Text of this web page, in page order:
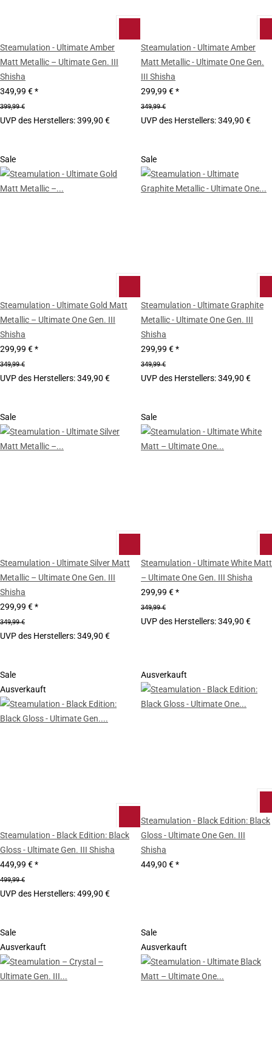
Steamulation - Ultimate Amber
Matt Metallic – Ultimate Gen. III
Shisha
349,99 €*
399,99 €
UVP des Herstellers:399,90 €
Steamulation - Ultimate Amber
Matt Metallic - Ultimate One Gen.
III Shisha
299,99 €*
349,99 €
UVP des Herstellers:349,90 €
Sale
Steamulation - Ultimate Gold Matt
Metallic – Ultimate One Gen. III
Shisha
299,99 €*
349,99 €
UVP des Herstellers:349,90 €
Sale
Steamulation - Ultimate Graphite
Metallic - Ultimate One Gen. III
Shisha
299,99 €*
349,99 €
UVP des Herstellers:349,90 €
Sale
Steamulation - Ultimate Silver Matt
Metallic – Ultimate One Gen. III
Shisha
299,99 €*
349,99 €
UVP des Herstellers:349,90 €
Sale
Steamulation - Ultimate White Matt
– Ultimate One Gen. III Shisha
299,99 €*
349,99 €
UVP des Herstellers:349,90 €
Sale
Ausverkauft
Steamulation - Black Edition: Black
Gloss - Ultimate Gen. III Shisha
449,99 €*
499,99 €
UVP des Herstellers:499,90 €
Ausverkauft
Steamulation - Black Edition: Black
Gloss - Ultimate One Gen. III
Shisha
449,90 €*
Sale
Ausverkauft
Sale
Ausverkauft